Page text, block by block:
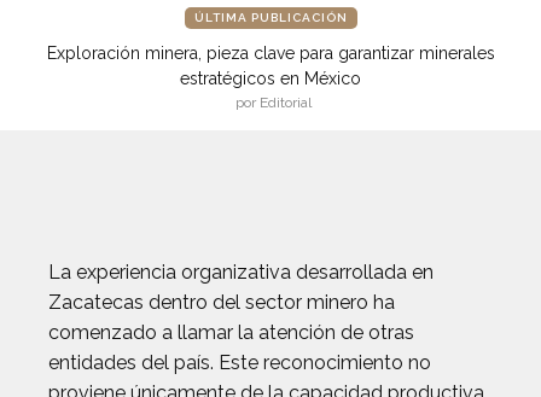
ÚLTIMA PUBLICACIÓN
Exploración minera, pieza clave para garantizar minerales
estratégicos en México
por Editorial
La experiencia organizativa desarrollada en
Zacatecas dentro del sector minero ha
comenzado a llamar la atención de otras
entidades del país. Este reconocimiento no